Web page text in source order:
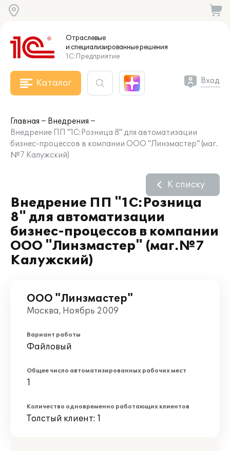
Отраслевые
и специализированныерешения
1С:Предприятие
Каталог Вход
Главная
Внедрения
Внедрение ПП "1С:Розница 8" для автоматизации
бизнес-процессов в компании ООО "Линзмастер" (маг.
№7 Калужский)
Внедрение ПП "1С:Розница
8" для автоматизации
бизнес-процессов в компании
ООО "Линзмастер" (маг.№7
Калужский)
К списку
ООО "Линзмастер"
Москва, Ноябрь 2009
Вариант работы
Файловый
Общее число автоматизированных рабочих мест
1
Количество одновременно работающих клиентов
Толстый клиент: 1